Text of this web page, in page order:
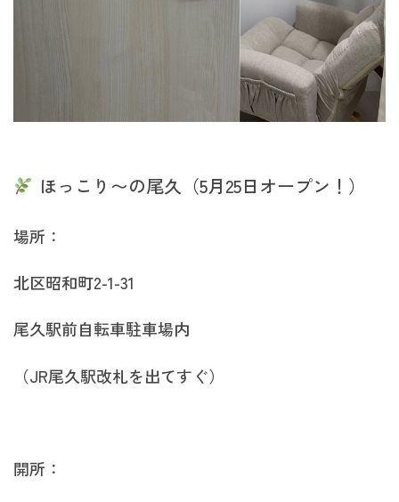
ほっこり〜の尾久（5月25日オープン！）
場所：
北区昭和町2-1-31
尾久駅前自転車駐車場内
（JR尾久駅改札を出てすぐ）
開所：